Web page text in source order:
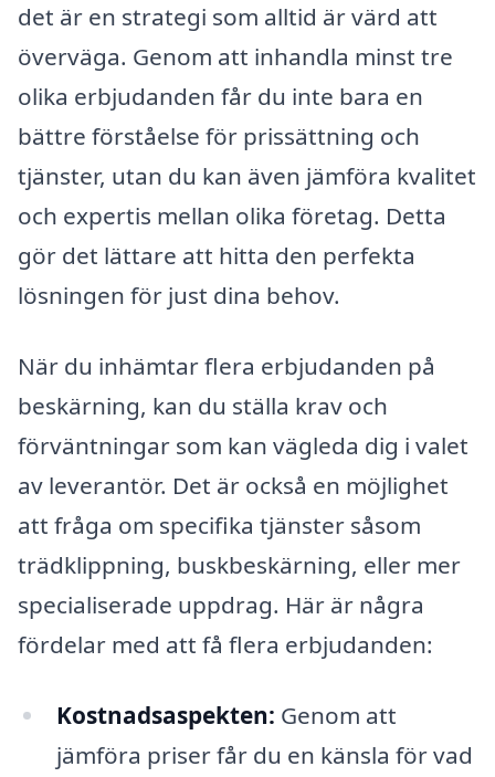
det är en strategi som alltid är värd att
överväga. Genom att inhandla minst tre
olika erbjudanden får du inte bara en
bättre förståelse för prissättning och
tjänster, utan du kan även jämföra kvalitet
och expertis mellan olika företag. Detta
gör det lättare att hitta den perfekta
lösningen för just dina behov.
När du inhämtar flera erbjudanden på
beskärning, kan du ställa krav och
förväntningar som kan vägleda dig i valet
av leverantör. Det är också en möjlighet
att fråga om specifika tjänster såsom
trädklippning, buskbeskärning, eller mer
specialiserade uppdrag. Här är några
fördelar med att få flera erbjudanden:
Kostnadsaspekten: Genom att
jämföra priser får du en känsla för vad